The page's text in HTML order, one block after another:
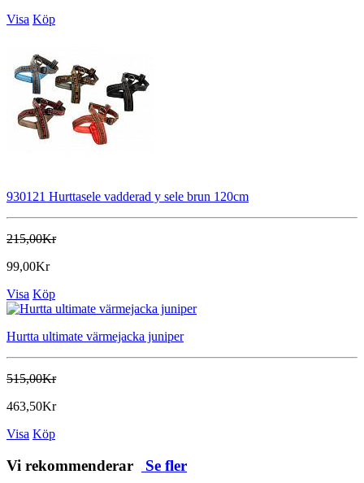
Visa Köp
930121 Hurttasele vadderad y sele brun 120cm
215,00Kr
99,00Kr
Visa Köp
Hurtta ultimate värmejacka juniper
515,00Kr
463,50Kr
Visa Köp
Vi rekommenderar Se fler